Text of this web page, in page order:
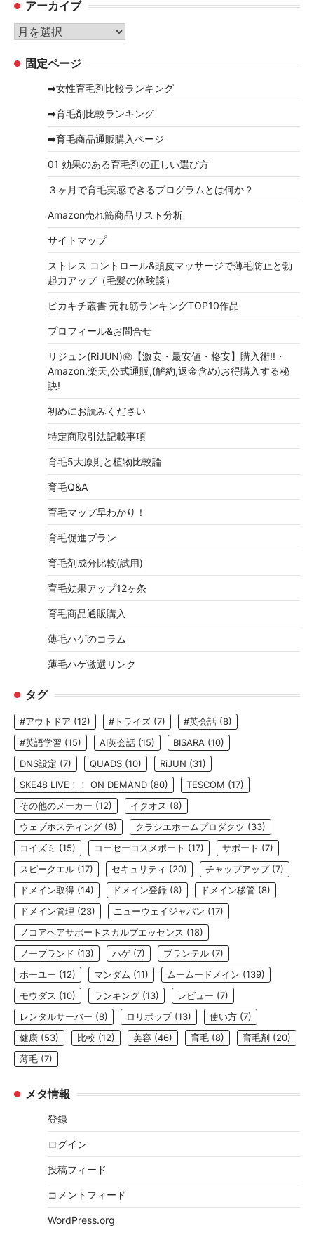
ゴ
リ
ー
アーカイブ
ア
カ 固定ページ
➡女性育毛剤比較ランキング
➡育毛剤比較ランキング
➡育毛商品通販購入ページ
01 効果のある育毛剤の正しい選び方
３ヶ月で育毛実感できるプログラムとは何か？
Amazon売れ筋商品リスト分析
サイトマップ
ストレス コントロール&頭皮マッサージで薄毛防止と勃
起力アップ（毛髪の体験談）
ピカキチ叢書 売れ筋ランキングTOP10作品
プロフィール&お問合せ
リジュン(RiJUN)㊙【激安・最安値・格安】購入術!!・
Amazon,楽天,公式通販,(解約,返金含め)お得購入する秘
訣!
初めにお読みください
特定商取引法記載事項
育毛5大原則と植物比較論
育毛Q&A
育毛マップ早わかり！
育毛促進プラン
育毛剤成分比較(試用)
育毛効果アップ12ヶ条
育毛商品通販購入
薄毛ハゲのコラム
薄毛ハゲ激選リンク
タグ
#アウトドア (12) #トライズ (7) #英会話 (8)
#英語学習 (15) AI英会話 (15) BISARA (10)
DNS設定 (7) QUADS (10) RiJUN (31)
SKE48 LIVE！！ ON DEMAND (80) TESCOM (17)
その他のメーカー (12) イクオス (8)
ウェブホスティング (8) クラシエホームプロダクツ (33)
コイズミ (15) コーセーコスメポート (17) サポート (7)
スピークエル (17) セキュリティ (20) チャップアップ(7)
ドメイン取得 (14) ドメイン登録 (8) ドメイン移管 (8)
ドメイン管理 (23) ニューウェイジャパン (17)
ノコアヘアサポートスカルプエッセンス (18)
ノーブランド (13) ハゲ (7) プランテル (7)
ホーユー (12) マンダム (11) ムームードメイン (139)
モウダス (10) ランキング (13) レビュー (7)
レンタルサーバー (8) ロリポップ(13) 使い方 (7)
健康 (53) 比較 (12) 美容 (46) 育毛 (8) 育毛剤 (20)
薄毛 (7)
メタ情報
登録
ログイン
投稿フィード
コメントフィード
WordPress.org